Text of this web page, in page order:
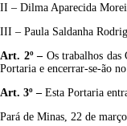
II – Dilma Aparecida
III – Paula Saldanha
Art. 2º – Os trabalhos das
Portaria e encerrar-se-ão
Art. 3º – Esta Portaria
Pará de Minas, 22 de